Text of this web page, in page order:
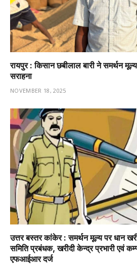
रायपुर : किसान छबीलाल बारी ने समर्थन
सराहना
NOVEMBER 18, 2025
उत्तर बस्तर कांकेर : समर्थन मूल्य पर धान
समिति प्रबंधक, खरीदी केन्द्र प्रभारी एवं
एफआईआर दर्ज